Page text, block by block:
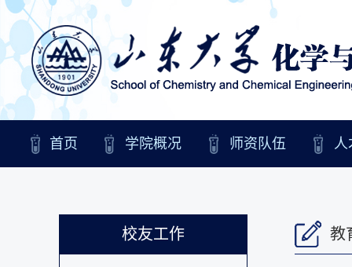
首页 学院概况 师资队伍 人
校友工作 教